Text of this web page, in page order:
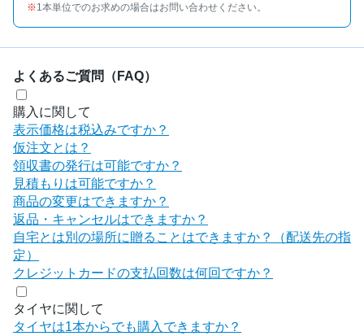
1本単位でのお求めの場合はお問い合わせください。
よくあるご質問（FAQ）
購入に関して
表示価格は税込みですか？
仮注文とは？
領収書の発行は可能ですか？
見積もりは可能ですか？
商品の変更はできますか？
返品・キャンセルはできますか？
自宅とは別の場所に贈ることはできますか？（配送先の指
定）
クレジットカードの支払回数は何回ですか？
タイヤに関して
タイヤは1本からでも購入できますか？